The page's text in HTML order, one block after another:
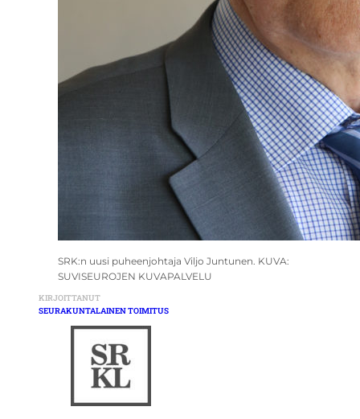
SRK:n uusi puheenjohtaja Viljo Juntunen. KUVA:
SUVISEUROJEN KUVAPALVELU
KIRJOITTANUT
SEURAKUNTALAINEN TOIMITUS